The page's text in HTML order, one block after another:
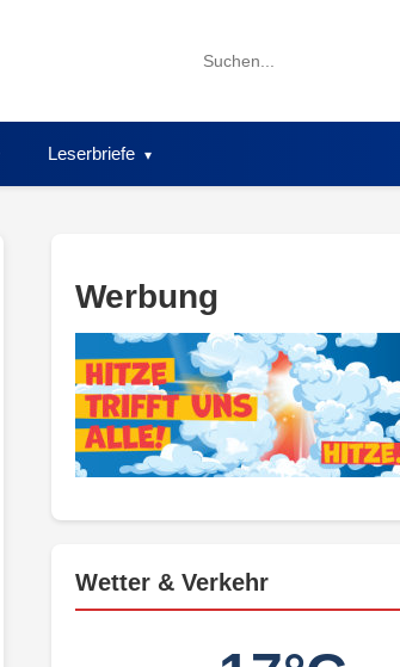
Search
Leserbriefe
Werbung
Wetter & Verkehr